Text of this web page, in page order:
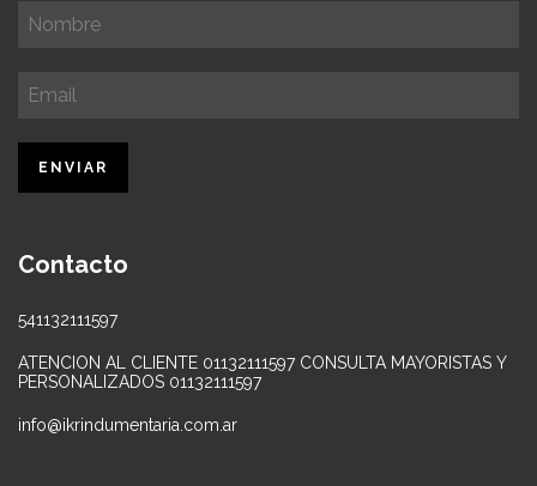
Contacto
541132111597
ATENCION AL CLIENTE 01132111597 CONSULTA MAYORISTAS Y
PERSONALIZADOS 01132111597
info@ikrindumentaria.com.ar